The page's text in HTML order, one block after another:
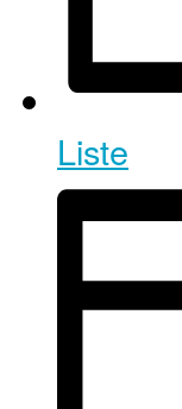
Liste